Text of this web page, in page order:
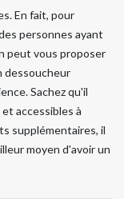
En fait, pour
personnes ayant
peut vous proposer
dessoucheur
Sachez qu'il
accessibles à
supplémentaires, il
moyen d'avoir un